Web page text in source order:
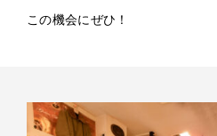
この機会にぜひ！